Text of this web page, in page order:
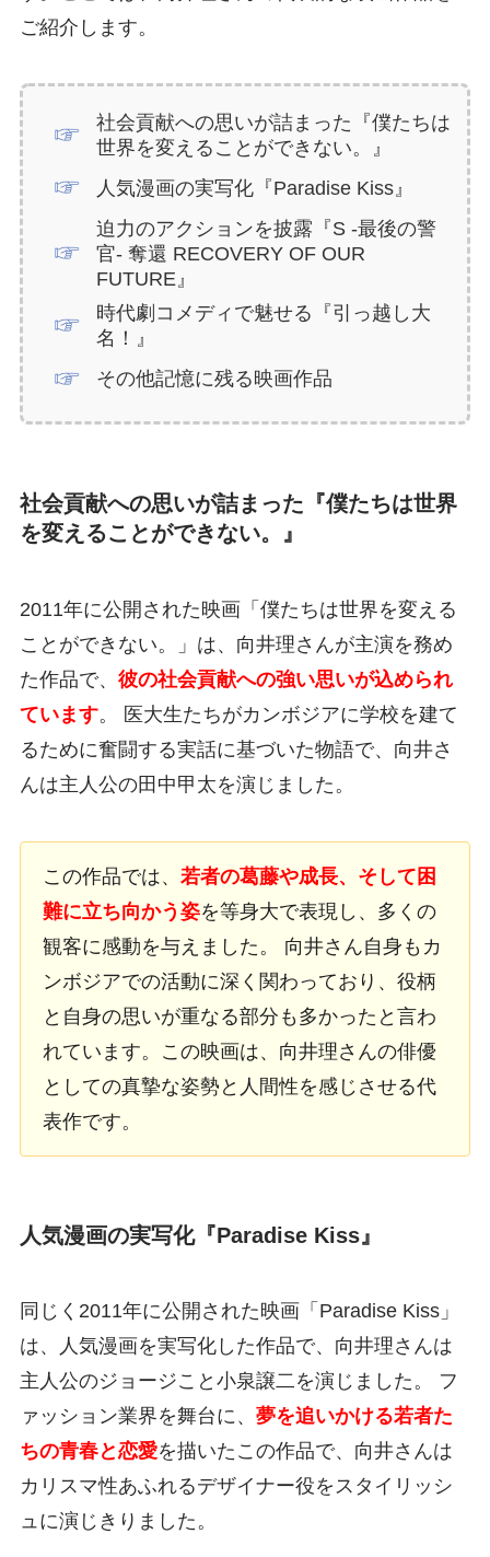
ご紹介します。
社会貢献への思いが詰まった『僕たちは
世界を変えることができない。』
人気漫画の実写化『Paradise Kiss』
迫力のアクションを披露『S -最後の警
官- 奪還 RECOVERY OF OUR
FUTURE』
時代劇コメディで魅せる『引っ越し大
名！』
その他記憶に残る映画作品
社会貢献への思いが詰まった『僕たちは世界
を変えることができない。』
2011年に公開された映画「僕たちは世界を変える
ことができない。」は、向井理さんが主演を務め
た作品で、 彼の社会貢献への強い思いが込められ
ています。 医大生たちがカンボジアに学校を建て
るために奮闘する実話に基づいた物語で、向井さ
んは主人公の田中甲太を演じました。
この作品では、 若者の葛藤や成長、そして困
難に立ち向かう姿を等身大で表現し、多くの
観客に感動を与えました。 向井さん自身もカ
ンボジアでの活動に深く関わっており、役柄
と自身の思いが重なる部分も多かったと言わ
れています。この映画は、向井理さんの俳優
としての真摯な姿勢と人間性を感じさせる代
表作です。
人気漫画の実写化『Paradise Kiss』
同じく2011年に公開された映画「Paradise Kiss」
は、人気漫画を実写化した作品で、向井理さんは
主人公のジョージこと小泉譲二を演じました。 フ
ァッション業界を舞台に、 夢を追いかける若者た
ちの青春と恋愛を描いたこの作品で、向井さんは
カリスマ性あふれるデザイナー役をスタイリッシ
ュに演じきりました。